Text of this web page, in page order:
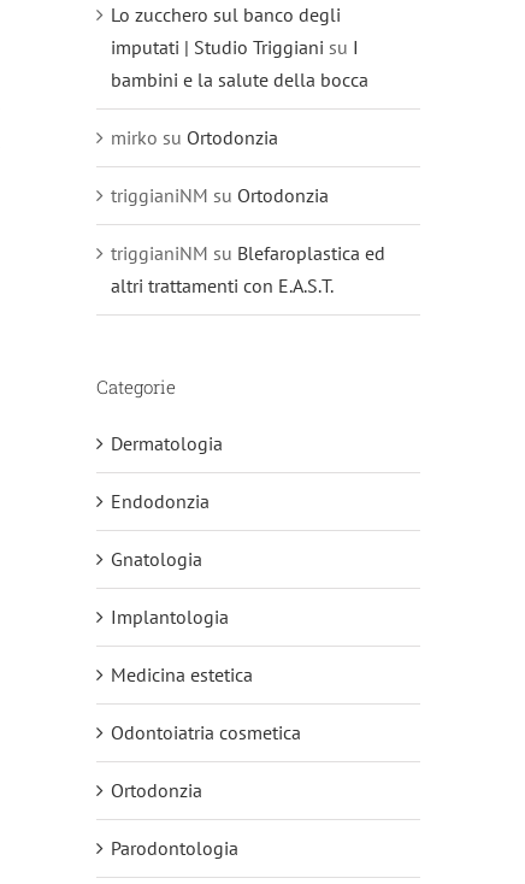
Lo zucchero sul banco degli
imputati | Studio Triggiani su I
bambini e la salute della bocca
mirko su Ortodonzia
triggianiNM su Ortodonzia
triggianiNM su Blefaroplastica ed
altri trattamenti con E.A.S.T.
Categorie
Dermatologia
Endodonzia
Gnatologia
Implantologia
Medicina estetica
Odontoiatria cosmetica
Ortodonzia
Parodontologia